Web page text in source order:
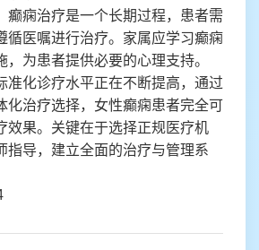
癫痫治疗是一个长期过程，患者需
循医嘱进行治疗。家属应学习癫痫
，为患者提供必要的心理支持。
准化诊疗水平正在不断提高，通过
化治疗选择，女性癫痫患者完全可
效果。关键在于选择正规医疗机
指导，建立全面的治疗与管理系